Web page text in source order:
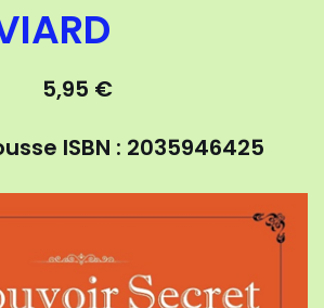
5,95 €
ISBN : 2035946425